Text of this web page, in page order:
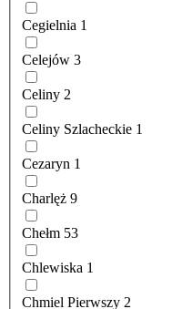
Cegielnia 1
Celejów 3
Celiny 2
Celiny Szlacheckie 1
Cezaryn 1
Charlęż 9
Chełm 53
Chlewiska 1
Chmiel Pierwszy 2